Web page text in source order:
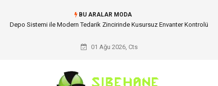
BU ARALAR MODA
Akrilik Boyama Seti ile Evinizde Dijitalden Uzak Bir Deşarj Alanı Tasarlayın
01 Ağu 2026, Cts